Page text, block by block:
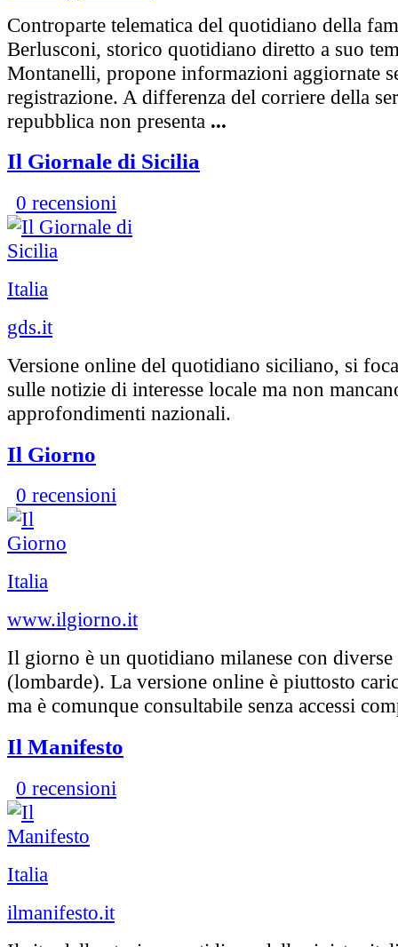
Controparte telematica del quotidiano della
Berlusconi, storico quotidiano diretto a suo
Montanelli, propone informazioni aggiornate
registrazione. A differenza del corriere della
repubblica non presenta ...
Il Giornale di Sicilia
0 recensioni
Italia
gds.it
Versione online del quotidiano siciliano, si
sulle notizie di interesse locale ma non
approfondimenti nazionali.
Il Giorno
0 recensioni
Italia
www.ilgiorno.it
Il giorno è un quotidiano milanese con
(lombarde). La versione online è piuttosto
ma è comunque consultabile senza accessi
Il Manifesto
0 recensioni
Italia
ilmanifesto.it